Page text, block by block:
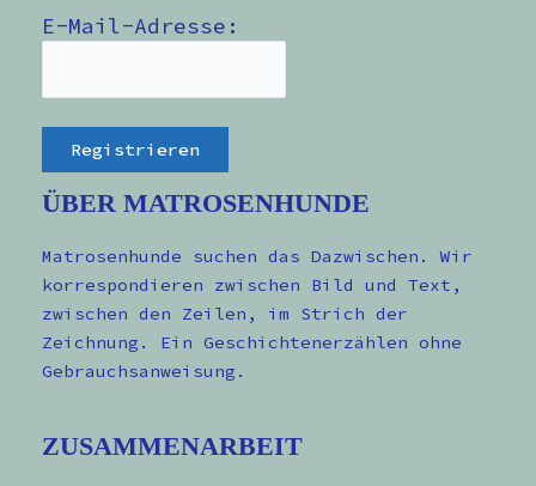
E-Mail-Adresse:
ÜBER MATROSENHUNDE
Matrosenhunde suchen das Dazwischen. Wir
korrespondieren zwischen Bild und Text,
zwischen den Zeilen, im Strich der
Zeichnung. Ein Geschichtenerzählen ohne
Gebrauchsanweisung.
ZUSAMMENARBEIT